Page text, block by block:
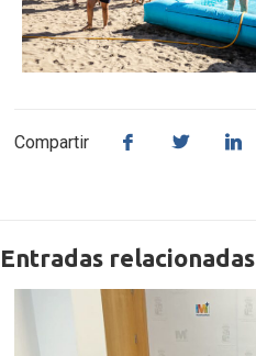
Compartir
Entradas relacionadas